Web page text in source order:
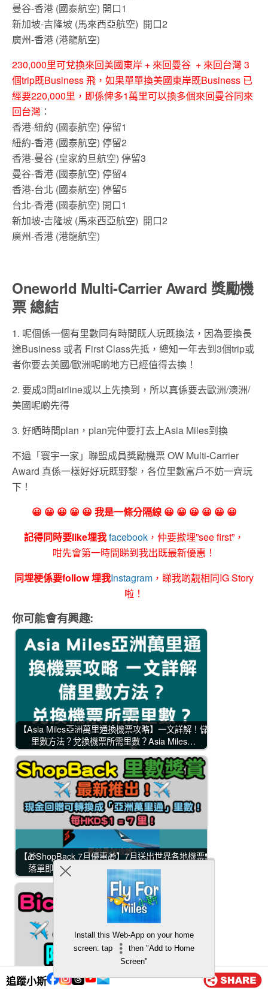
追蹤小斯
曼谷-香港 (國泰航空) 開口1
新加坡-吉隆坡 (馬來西亞航空) 開口2
廣州-香港 (港龍航空)
230,000里可兌換來回美國東岸 + 來回曼谷 + 來回台灣 3
個trip既Business 飛，如果單單換美國東岸既Business 已
經要220,000里，即係俾多1萬里可以換多個來回曼谷同來
回台灣 ：
香港-紐約 (國泰航空) 停留1
紐約-香港 (國泰航空) 停留2
香港-曼谷 (皇家約旦航空) 停留3
曼谷-香港 (國泰航空) 停留4
香港-台北 (國泰航空) 停留5
台北-香港 (國泰航空) 開口1
新加坡-吉隆坡 (馬來西亞航空) 開口2
廣州-香港 (港龍航空)
Oneworld Multi-Carrier Award 獎勵機
票 總結
1. 呢個係一個有里數同有時間既人玩既換法，因為要換長
途Business 或者 First Class先抵，總知一年去到3個trip或
者你要去美國/歐洲呢啲地方已經值得去換！
2. 要成3間airline或以上先換到，所以真係要去歐洲/澳洲/
美國呢啲先得
3. 好晒時間plan，plan完仲要打去上Asia Miles到換
不過「寰宇一家」聯盟成員獎勵機票 OW Multi-Carrier
Award 真係一樣好好玩既野黎，各位里數富戶不妨一齊玩
下！
😀 😀 😀 😀 😀 我是一條分隔線 😀 😀 😀 😀 😀 😀
記得同時要like埋我facebook ，仲要撳埋”see first”，
咁先會第一時間睇到我出既最新優惠！
同埋梗係要follow 埋我Instagram ，睇我啲靚相同IG Story
啦！
你可能會有興趣:
【Asia Miles亞洲萬里通換機票攻略】一文詳解！儲
里數方法？兌換機票所需里數？Asia Miles…
【🎁ShopBack 7月優惠🎁】7月送出世界各地機票❗
落單即享高達100%升級回贈，消費贏Apple…
【BicCamera有得賺Asia Miles】限時雙倍里數！
Install this Web-App on your home
screen: tap
then "Add to Home
Screen"